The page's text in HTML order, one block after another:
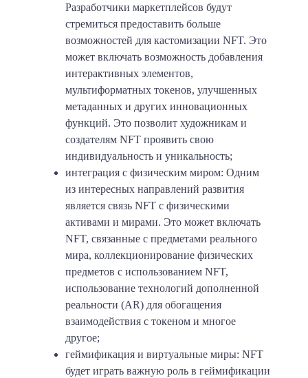
Разработчики маркетплейсов будут
стремиться предоставить больше
возможностей для кастомизации NFT. Это
может включать возможность добавления
интерактивных элементов,
мультиформатных токенов, улучшенных
метаданных и других инновационных
функций. Это позволит художникам и
создателям NFT проявить свою
индивидуальность и уникальность;
интеграция с физическим миром: Одним
из интересных направлений развития
является связь NFT с физическими
активами и мирами. Это может включать
NFT, связанные с предметами реального
мира, коллекционирование физических
предметов с использованием NFT,
использование технологий дополненной
реальности (AR) для обогащения
взаимодействия с токеном и многое
другое;
геймификация и виртуальные миры: NFT
будет играть важную роль в геймификации